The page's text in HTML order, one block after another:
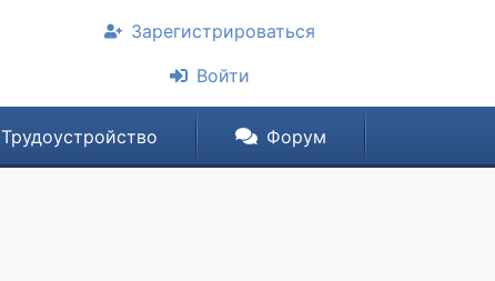
Зарегистрироваться
Войти
Трудоустройство Форум